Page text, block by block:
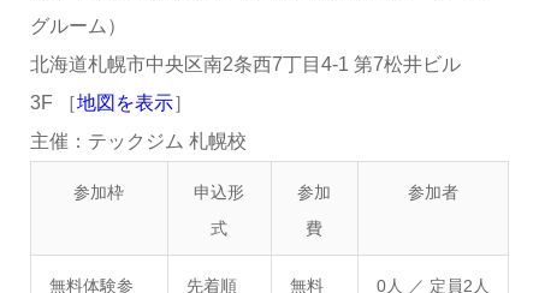
グルーム）
北海道札幌市中央区南2条西7丁目4-1 第7松井ビル
3F ［地図を表示］
主催：テックジム 札幌校
参加枠
申込形
式
参加
費
参加者
無料体験参
先着順 無料 0人 ／ 定員2人